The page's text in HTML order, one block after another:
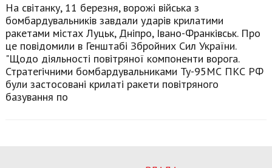
На світанку, 11 березня, ворожі війська з
бомбардувальників завдали ударів крилатими
ракетами містах Луцьк, Дніпро, Івано-Франківськ. Про
це повідомили в Генштабі Збройних Сил України.
"Щодо діяльності повітряної компоненти ворога.
Стратегічними бомбардувальниками Ту-95МС ПКС РФ
були застосовані крилаті ракети повітряного
базування по